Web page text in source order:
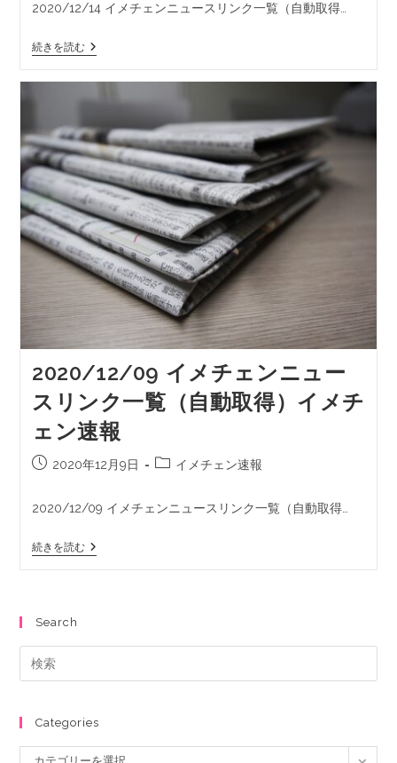
2020/12/14 イメチェンニュースリンク一覧（自動取得…
続きを読む
2020/12/09 イメチェンニュー
スリンク一覧（自動取得）イメチ
ェン速報
2020年12月9日 イメチェン速報
2020/12/09 イメチェンニュースリンク一覧（自動取得…
続きを読む
Search
Categories